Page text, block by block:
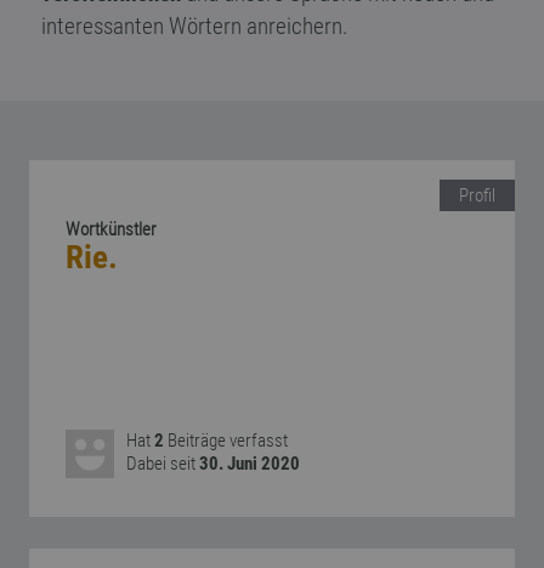
interessanten Wörtern anreichern.
Profil
Wortkünstler
Rie.
Hat2 Beiträge verfasst
Dabei seit30. Juni 2020